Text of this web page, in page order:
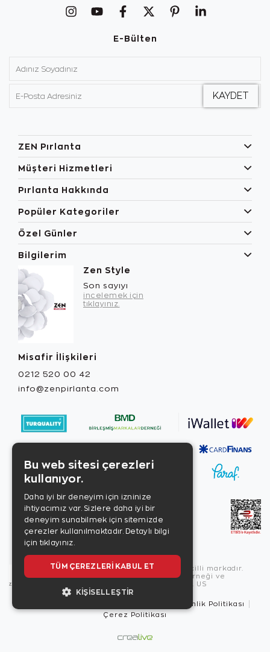
E-Bülten
ZEN Pırlanta
Müşteri Hizmetleri
Pırlanta Hakkında
Popüler Kategoriler
Özel Günler
Bilgilerim
Zen Style
Son sayıyı
incelemek için
tıklayınız.
Misafir İlişkileri
0212 520 00 42
info@zenpirlanta.com
Copyright © 2026, Zen Diamond tescilli markadır.
Zen Diamond Birleşmiş Markalar Derneği ve
Turquality Destek Programı üyesidir. US
Güvenlik Politikası
Çerez Politikası
Bu web sitesi çerezleri
kullanıyor.
Daha iyi bir deneyim için izninize
ihtiyacımız var. Sizlere daha iyi bir
deneyim sunabilmek için sitemizde
çerezler kullanılmaktadır. Detaylı bilgi
için tıklayınız.
TÜM ÇEREZLERI KABUL ET
KIŞISELLEŞTIR